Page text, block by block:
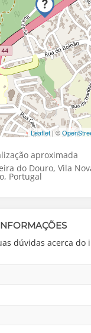
Leaflet | ©
aproximada
do Douro, Vila
Portugal
dúvidas acerca do